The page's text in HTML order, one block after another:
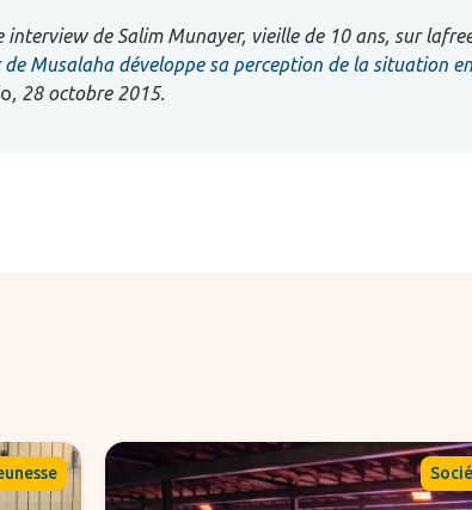
interview de Salim Munayer, vieille de 10 ans, sur
Musalaha développe sa perception de la situation
, 28 octobre 2015.